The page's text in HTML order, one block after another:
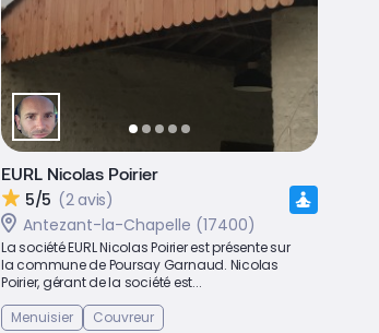
EURL Nicolas Poirier
5/5 (2 avis)
Antezant-la-Chapelle (17400)
La société EURL Nicolas Poirier est présente sur
la commune de Poursay Garnaud. Nicolas
Poirier, gérant de la société est...
Menuisier
Couvreur